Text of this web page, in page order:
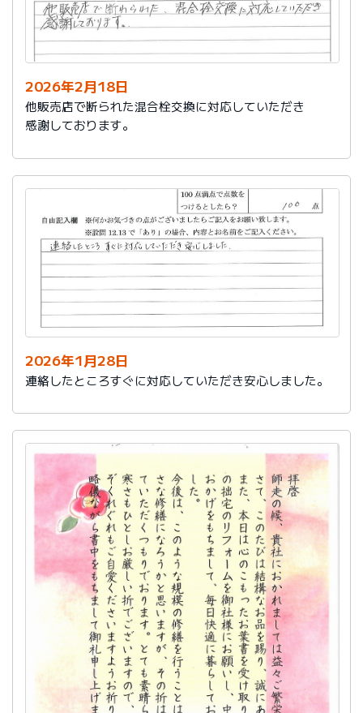
2026年2月18日
他販売店で断られた混合栓交換に対応していただき
感謝しております。
2026年1月28日
連絡したところすぐに対応していただき安心しました。